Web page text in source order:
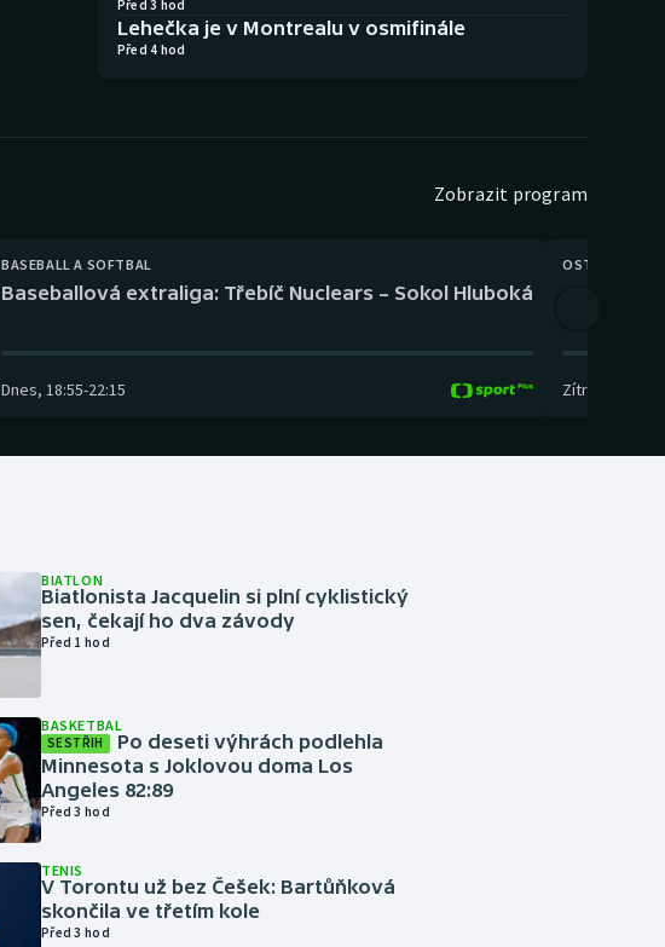
Před 3 hod
Lehečka je v Montrealu v osmifinále
Před 4 hod
Zobrazit program
BASEBALL A SOFTBAL
Baseballová extraliga: Třebíč Nuclears – Sokol Hluboká
Dnes, 18:55-22:15
OSTATNÍ
Zítra
BIATLON
Biatlonista Jacquelin si plní cyklistický
sen, čekají ho dva závody
Před 1 hod
BASKETBAL
SESTŘIH
Po deseti výhrách podlehla
Minnesota s Joklovou doma Los
Angeles 82:89
Před 3 hod
TENIS
V Torontu už bez Češek: Bartůňková
skončila ve třetím kole
Před 3 hod